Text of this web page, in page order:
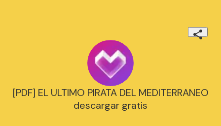
[PDF] EL ULTIMO PIRATA DEL MEDITERRANEO
descargar gratis